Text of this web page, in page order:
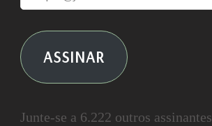
ASSINAR
Junte-se a 6.222 outros assinantes